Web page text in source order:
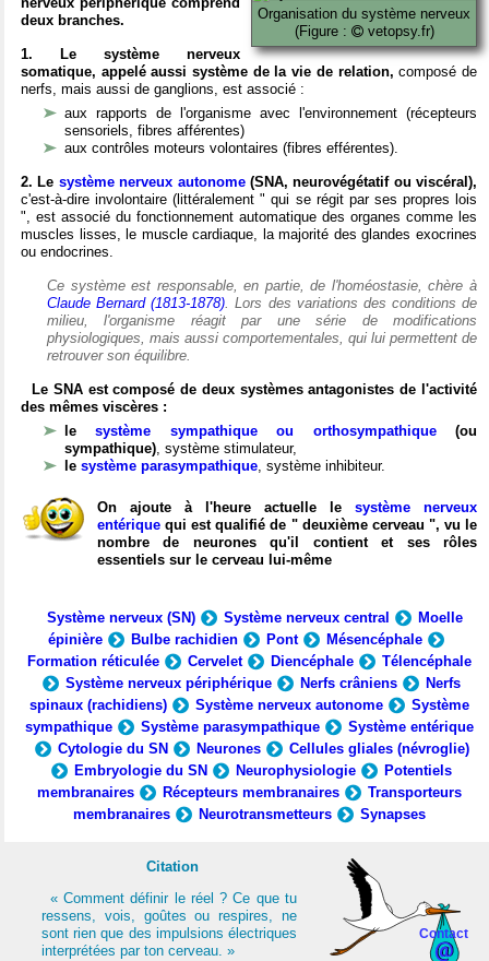
Organisation du système nerveux
(Figure :
vetopsy.fr)
deux branches.
1. Le système nerveux
somatique, appelé aussi système de la vie de relation, composé de
nerfs, mais aussi de ganglions, est associé :
aux rapports de l'organisme avec l'environnement (récepteurs
sensoriels, fibres afférentes)
aux contrôles moteurs volontaires (fibres efférentes).
2. Le système nerveux autonome(SNA, neurovégétatif ou viscéral),
c'est-à-dire involontaire (littéralement " qui se régit par ses propres lois
", est associé du fonctionnement automatique des organes comme les
muscles lisses, le muscle cardiaque, la majorité des glandes exocrines
ou endocrines.
Ce système est responsable, en partie, de l'homéostasie, chère à
Claude Bernard (1813-1878). Lors des variations des conditions de
milieu, l'organisme réagit par une série de modifications
physiologiques, mais aussi comportementales, qui lui permettent de
retrouver son équilibre.
Le SNA est composé de deux systèmes antagonistes de l'activité
des mêmes viscères :
lesystème sympathique ou orthosympathique(ou
sympathique), système stimulateur,
le système parasympathique, système inhibiteur.
On ajoute à l'heure actuelle le système nerveux
entérique qui est qualifié de " deuxième cerveau ", vu le
nombre de neurones qu'il contient et ses rôles
essentiels sur le cerveau lui-même
Système nerveux (SN) Système nerveux central
Moelle
épinière
Bulbe rachidien Pont
Mésencéphale
Formation réticulée
Cervelet Diencéphale
Télencéphale
Système nerveux périphérique
Nerfs crâniens
Nerfs
spinaux (rachidiens)
Système nerveux autonome
Système
sympathique
Système parasympathique
Système entérique
Cytologie du SN
Neurones
Cellules gliales (névroglie)
Embryologie du SN
Neurophysiologie
Potentiels
membranaires
Récepteurs membranaires
Transporteurs
membranaires
Neurotransmetteurs Synapses
Contact
Citation
« Comment définir le réel ? Ce que tu
ressens, vois, goûtes ou respires, ne
sont rien que des impulsions électriques
interprétées par ton cerveau. »